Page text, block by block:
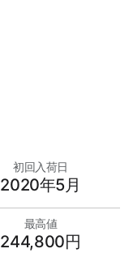
初回入荷日
2020年5月
最高値
244,800円